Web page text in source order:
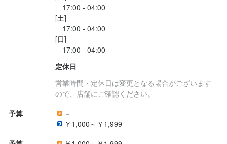
17:00 - 04:00
[土]
17:00 - 04:00
[日]
定休日
営業時間・定休日は変更となる場合がございます
ので、店舗にご確認ください。
予算
－
￥1,000～￥1,999